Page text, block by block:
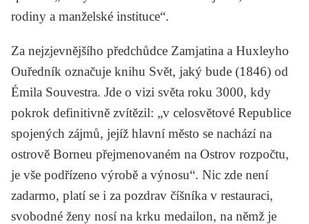
rodiny a manželské instituce“.
Za nejzjevnějšího předchůdce Zamjatina a Huxleyho
Ouředník označuje knihu Svět, jaký bude (1846) od
Émila Souvestra. Jde o vizi světa roku 3000, kdy
pokrok definitivně zvítězil: „v celosvětové Republice
spojených zájmů, jejíž hlavní město se nachází na
ostrově Borneu přejmenovaném na Ostrov rozpočtu,
je vše podřízeno výrobě a výnosu“. Nic zde není
zadarmo, platí se i za pozdrav číšníka v restauraci,
svobodné ženy nosí na krku medailon, na němž je